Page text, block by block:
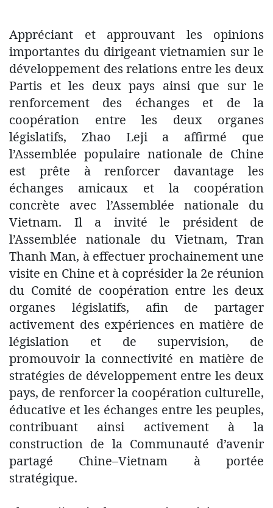
Appréciant et approuvant les opinions
importantes du dirigeant vietnamien sur le
développement des relations entre les deux
Partis et les deux pays ainsi que sur le
renforcement des échanges et de la
coopération entre les deux organes
législatifs, Zhao Leji a affirmé que
l’Assemblée populaire nationale de Chine
est prête à renforcer davantage les
échanges amicaux et la coopération
concrète avec l’Assemblée nationale du
Vietnam. Il a invité le président de
l’Assemblée nationale du Vietnam, Tran
Thanh Man, à effectuer prochainement une
visite en Chine et à coprésider la 2e réunion
du Comité de coopération entre les deux
organes législatifs, afin de partager
activement des expériences en matière de
législation et de supervision, de
promouvoir la connectivité en matière de
stratégies de développement entre les deux
pays, de renforcer la coopération culturelle,
éducative et les échanges entre les peuples,
contribuant ainsi activement à la
construction de la Communauté d’avenir
partagé Chine–Vietnam à portée
stratégique.